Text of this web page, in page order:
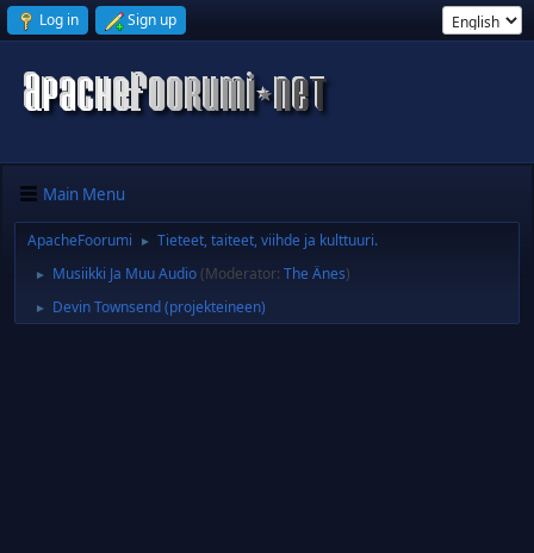
Log in Sign up
Main Menu
ApacheFoorumi ► Tieteet, taiteet, viihde ja kulttuuri.
► Musiikki Ja Muu Audio(Moderator: The Änes)
► Devin Townsend (projekteineen)